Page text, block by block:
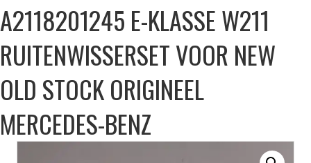
A2118201245 E-KLASSE W211
RUITENWISSERSET VOOR NEW
OLD STOCK ORIGINEEL
MERCEDES-BENZ